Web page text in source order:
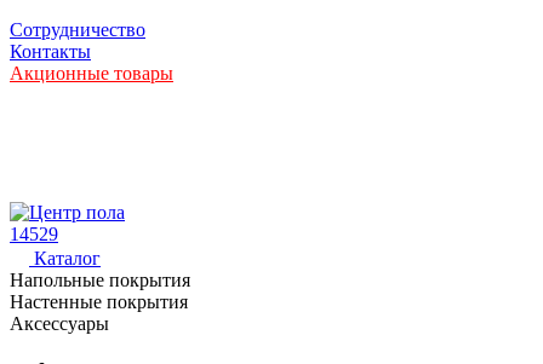
Сотрудничество
Контакты
Акционные товары
14529
Каталог
Напольные покрытия
Настенные покрытия
Аксессуары